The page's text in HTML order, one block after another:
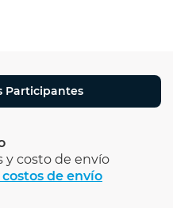
Participantes
y costo de envío
de envío